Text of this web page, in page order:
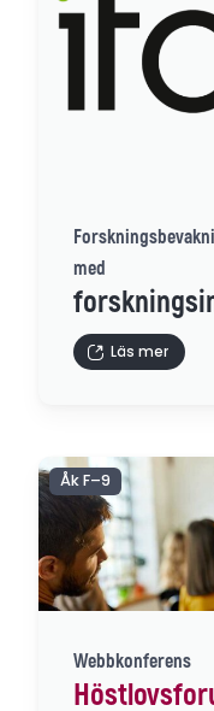
med
Läs mer
Webbkonferens
Åk F–9